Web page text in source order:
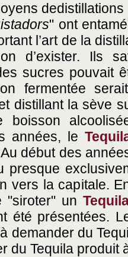
dedistillations
" ont
l’art de la
d’exister. Ils
sucres pouvait
fermentée
distillant la sève
boisson
années, le
début des
presque
vers la capitale.
"siroter" un
été présentées.
demander du
du Tequila produit